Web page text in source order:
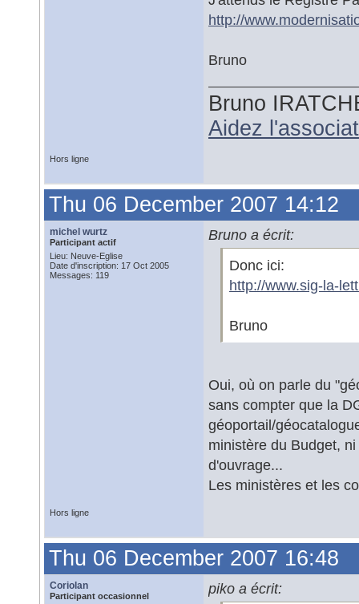
http://
Bruno
Bruno
Aidez
Hors ligne
Thu 06 December 2007 14:12
michel wurtz
Participant actif
Lieu: Neuve-Eglise
Date d'inscription: 17 Oct 2005
Messages: 119
Bruno a écrit:
Donc ici:
http://www.sig-la-
Bruno
Oui, où on parle du
sans compter que la
géoportail/
ministère du Budget,
d'ouvrage...
Les ministères et les
Hors ligne
Thu 06 December 2007 16:48
Coriolan
Participant occasionnel
piko a écrit: